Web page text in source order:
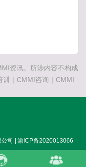
资讯。所涉内容不构成
训｜CMMI咨询｜CMMI
司 | 渝ICP备2020013066
我们